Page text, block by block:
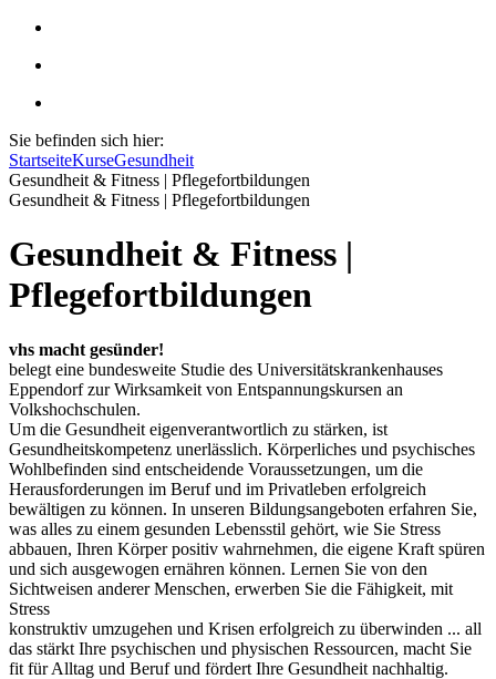
Sie befinden sich hier:
StartseiteKurseGesundheit
Gesundheit & Fitness | Pflegefortbildungen
Gesundheit & Fitness | Pflegefortbildungen
Gesundheit & Fitness |
Pflegefortbildungen
vhs macht gesünder!
belegt eine bundesweite Studie des Universitätskrankenhauses
Eppendorf zur Wirksamkeit von Entspannungskursen an
Volkshochschulen.
Um die Gesundheit eigenverantwortlich zu stärken, ist
Gesundheitskompetenz unerlässlich. Körperliches und psychisches
Wohlbefinden sind entscheidende Voraussetzungen, um die
Herausforderungen im Beruf und im Privatleben erfolgreich
bewältigen zu können. In unseren Bildungsangeboten erfahren Sie,
was alles zu einem gesunden Lebensstil gehört, wie Sie Stress
abbauen, Ihren Körper positiv wahrnehmen, die eigene Kraft spüren
und sich ausgewogen ernähren können. Lernen Sie von den
Sichtweisen anderer Menschen, erwerben Sie die Fähigkeit, mit
Stress
konstruktiv umzugehen und Krisen erfolgreich zu überwinden ... all
das stärkt Ihre psychischen und physischen Ressourcen, macht Sie
fit für Alltag und Beruf und fördert Ihre Gesundheit nachhaltig.